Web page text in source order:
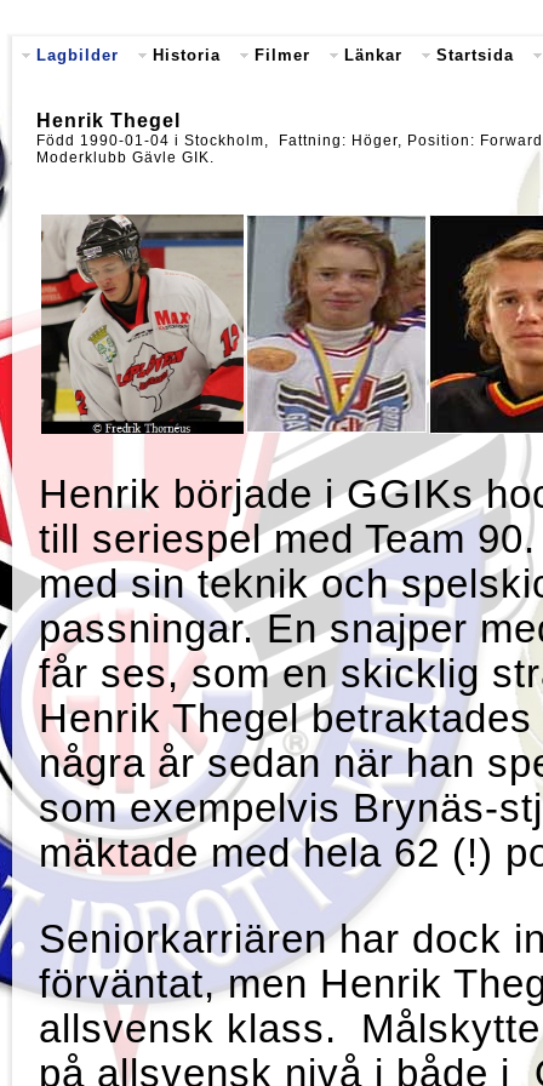
Lagbilder Historia Filmer Länkar Startsida
Henrik Thegel
Född 1990-01-04 i Stockholm, Fattning: Höger, Position:
Moderklubb Gävle GIK.
Henrik började i GGIKs
till seriespel med Team
med sin teknik och
passningar. En snajper
får ses, som en skicklig
Henrik Thegel
några år sedan när han
som exempelvis Brynäs-
mäktade med hela 62 (!)
Seniorkarriären har dock
förväntat, men Henrik
allsvensk klass.
på allsvensk nivå i